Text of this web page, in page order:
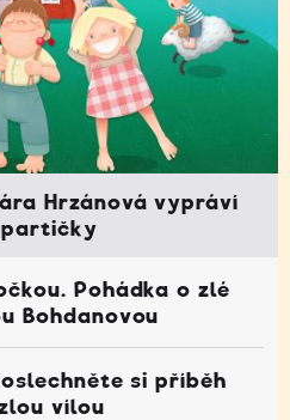
Hrzánová vypráví
partičky
Pohádka o zlé
Bohdanovou
si příběh
vílou